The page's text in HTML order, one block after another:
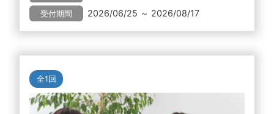
受付期間 2026/06/25 ～ 2026/08/17
全1回